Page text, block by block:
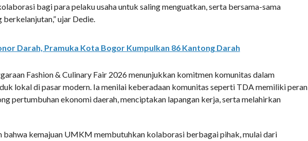
bagi para pelaku usaha untuk saling menguatkan, serta bersama-sama
berkelanjutan,” ujar Dedie.
Darah, Pramuka Kota Bogor Kumpulkan 86 Kantong Darah
Fashion & Culinary Fair 2026 menunjukkan komitmen komunitas dalam
lokal di pasar modern. Ia menilai keberadaan komunitas seperti TDA memiliki peran
pertumbuhan ekonomi daerah, menciptakan lapangan kerja, serta melahirkan
bahwa kemajuan UMKM membutuhkan kolaborasi berbagai pihak, mulai dari